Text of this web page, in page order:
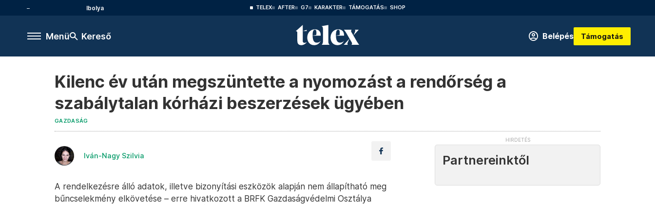
Ibolya TELEX AFTER G7 KARAKTER TÁMOGATÁS SHOP
Menü Kereső Belépés Támogatás
Kilenc év után megszüntette a nyomozást a rendőrség a
szabálytalan kórházi beszerzések ügyében
GAZDASÁG
Iván-Nagy Szilvia
A rendelkezésre álló adatok, illetve bizonyítási eszközök alapján nem állapítható meg
bűncselekmény elkövetése – erre hivatkozott a BRFK Gazdaságvédelmi Osztálya
Partnereinktől